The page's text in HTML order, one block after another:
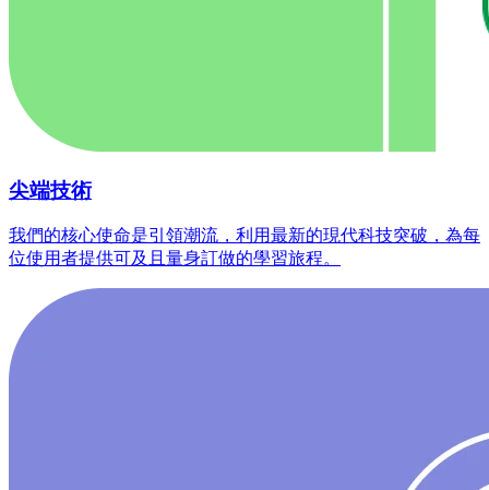
尖端技術
我們的核心使命是引領潮流，利用最新的現代科技突破，為每
位使用者提供可及且量身訂做的學習旅程。